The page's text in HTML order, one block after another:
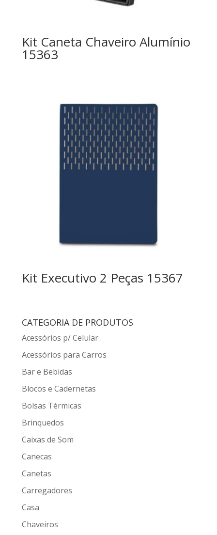
Kit Caneta Chaveiro Alumínio
15363
Kit Executivo 2 Peças 15367
CATEGORIA DE PRODUTOS
Acessórios p/ Celular
Acessórios para Carros
Bar e Bebidas
Blocos e Cadernetas
Bolsas Térmicas
Brinquedos
Caixas de Som
Canecas
Canetas
Carregadores
Casa
Chaveiros